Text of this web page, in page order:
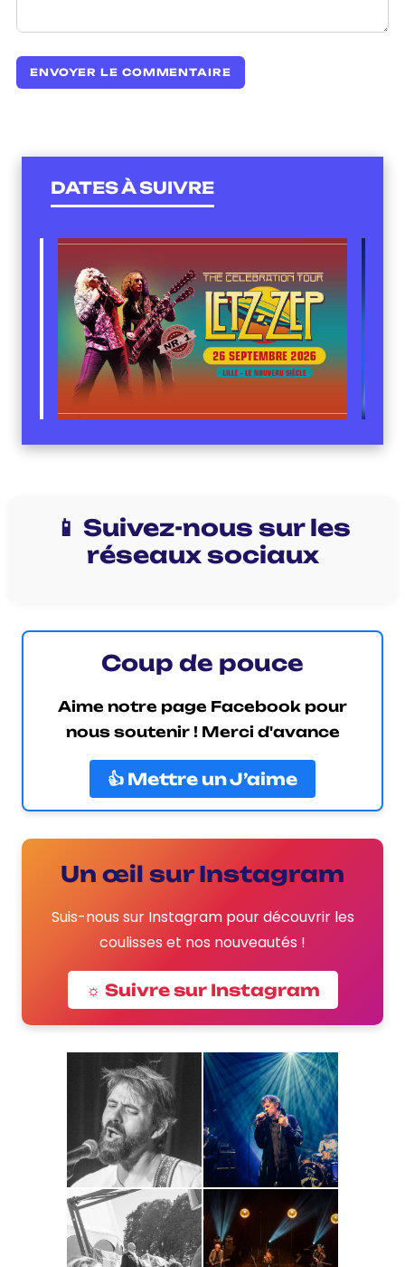
DATES À SUIVRE
📱 Suivez-nous sur les
réseaux sociaux
Coup de pouce
Aime notre page Facebook pour
nous soutenir ! Merci d'avance
👍 Mettre un J’aime
Un œil sur Instagram
Suis-nous sur Instagram pour découvrir les
coulisses et nos nouveautés !
☼ Suivre sur Instagram